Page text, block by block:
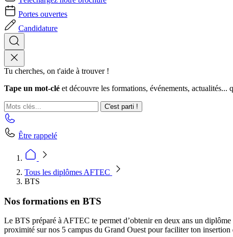
Portes ouvertes
Candidature
Tu cherches, on t'aide à trouver !
Tape un mot-clé et découvre les formations, événements, actualités...
C'est parti !
Être rappelé
Tous les diplômes AFTEC
BTS
Nos formations en BTS
Le BTS préparé à AFTEC te permet d’obtenir en deux ans un
proximité sur nos 5 campus du Grand Ouest pour faciliter ton insertion